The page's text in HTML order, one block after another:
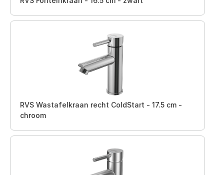
RVS Wastafelkraan recht ColdStart - 17.5 cm -
chroom